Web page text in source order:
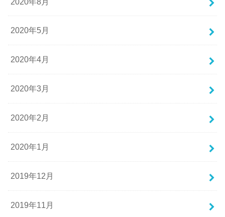
2020年5月
2020年4月
2020年3月
2020年2月
2020年1月
2019年12月
2019年11月